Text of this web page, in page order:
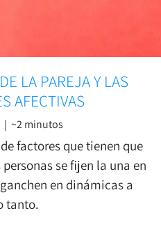
LA PAREJA Y LAS
AFECTIVAS
| ~2 minutos
factores que tienen que
se fijen la una en
en dinámicas a
tanto.